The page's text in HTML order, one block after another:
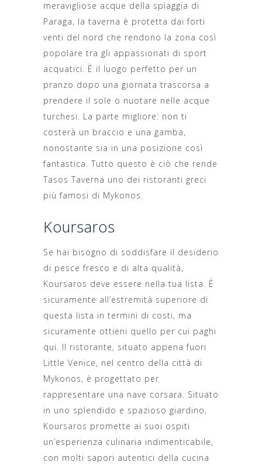
meravigliose acque della spiaggia di
Paraga, la taverna è protetta dai forti
venti del nord che rendono la zona così
popolare tra gli appassionati di sport
acquatici. È il luogo perfetto per un
pranzo dopo una giornata trascorsa a
prendere il sole o nuotare nelle acque
turchesi. La parte migliore: non ti
costerà un braccio e una gamba,
nonostante sia in una posizione così
fantastica. Tutto questo è ciò che rende
Tasos Taverna uno dei ristoranti greci
più famosi di Mykonos.
Koursaros
Se hai bisogno di soddisfare il desiderio
di pesce fresco e di alta qualità,
Koursaros deve essere nella tua lista. È
sicuramente all’estremità superiore di
questa lista in termini di costi, ma
sicuramente ottieni quello per cui paghi
qui. Il ristorante, situato appena fuori
Little Venice, nel centro della città di
Mykonos, è progettato per
rappresentare una nave corsara. Situato
in uno splendido e spazioso giardino,
Koursaros promette ai suoi ospiti
un’esperienza culinaria indimenticabile,
con molti sapori autentici della cucina